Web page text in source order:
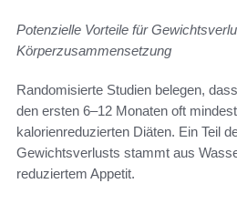
Potenzielle Vorteile für
Körperzusammensetzung
Randomisierte Studien belegen,
den ersten 6–12 Monaten oft
kalorienreduzierten Diäten. Ein Teil
Gewichtsverlusts stammt aus
reduziertem Appetit.